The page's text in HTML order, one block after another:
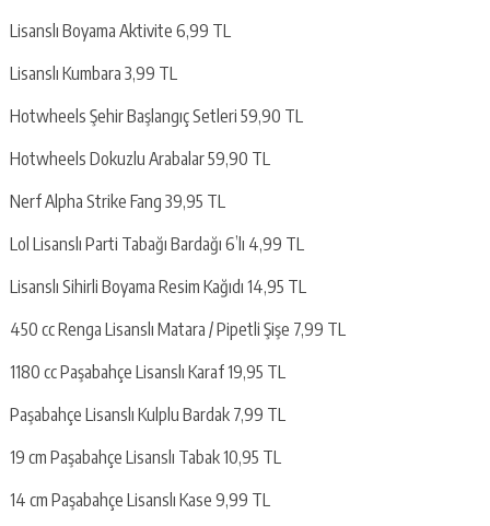
Lisanslı Boyama Aktivite 6,99 TL
Lisanslı Kumbara 3,99 TL
Hotwheels Şehir Başlangıç Setleri 59,90 TL
Hotwheels Dokuzlu Arabalar 59,90 TL
Nerf Alpha Strike Fang 39,95 TL
Lol Lisanslı Parti Tabağı Bardağı 6’lı 4,99 TL
Lisanslı Sihirli Boyama Resim Kağıdı 14,95 TL
450 cc Renga Lisanslı Matara / Pipetli Şişe 7,99 TL
1180 cc Paşabahçe Lisanslı Karaf 19,95 TL
Paşabahçe Lisanslı Kulplu Bardak 7,99 TL
19 cm Paşabahçe Lisanslı Tabak 10,95 TL
14 cm Paşabahçe Lisanslı Kase 9,99 TL